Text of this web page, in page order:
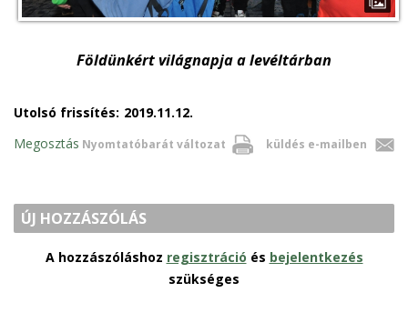
Földünkért világnapja a levéltárban
Utolsó frissítés: 2019.11.12.
Nyomtatóbarát változat küldés e-mailben
Megosztás
ÚJ HOZZÁSZÓLÁS
A hozzászóláshoz regisztráció és bejelentkezés
szükséges